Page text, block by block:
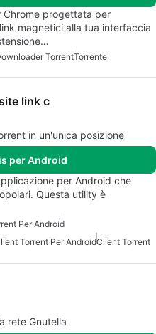
Chrome progettata per
magnetici alla tua interfaccia
TorrentTorrente
link c
in un'unica posizione
per Android
per Android che
Questa utility è
Per Android
Torrent Per AndroidClient Torrent
rete Gnutella